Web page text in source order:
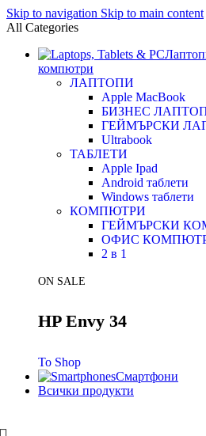
Skip to navigation Skip to main content
All Categories
компютри
ЛАПТОПИ
Apple MacBook
БИЗНЕС
ГЕЙМЪРСКИ
Ultrabook
ТАБЛЕТИ
Apple Ipad
Android таблети
Windows таблети
КОМПЮТРИ
ГЕЙМЪРСКИ
ОФИС
2 в 1
ON SALE
HP Envy 34
To Shop
Смартфони
Всички продукти